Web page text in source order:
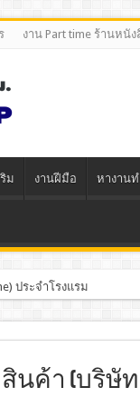
งาน Part time ร้านหนัง
ม งานฝีมือ หางาน
ประจำโรงแรม
ค้า (บริษัท